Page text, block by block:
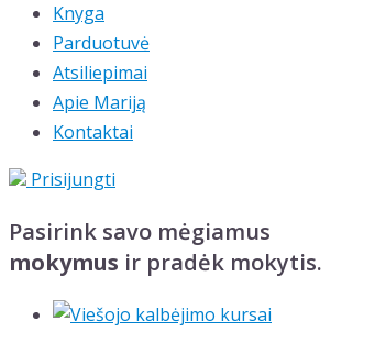
Knyga
Parduotuvė
Atsiliepimai
Apie Mariją
Kontaktai
Prisijungti
Pasirink savo mėgiamus
mokymus ir pradėk mokytis.